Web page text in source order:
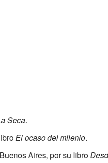
Seca.
El ocaso del milenio.
Aires, por su libro